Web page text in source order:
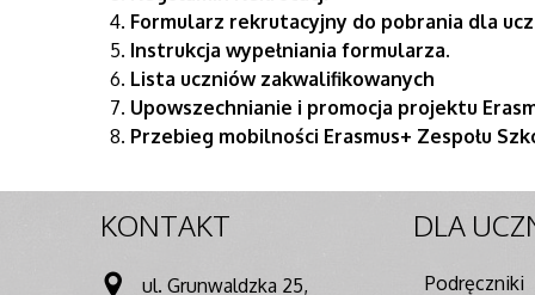
Formularz rekrutacyjny do pobrania dla
Instrukcja wypełniania formularza.
Lista uczniów zakwalifikowanych
Upowszechnianie i promocja projektu
Przebieg mobilności Erasmus+ Zespołu
KONTAKT
ul. Grunwaldzka 25,
DLA
Podręczniki